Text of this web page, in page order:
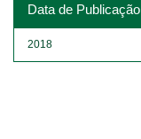
Data de Publicação
2018